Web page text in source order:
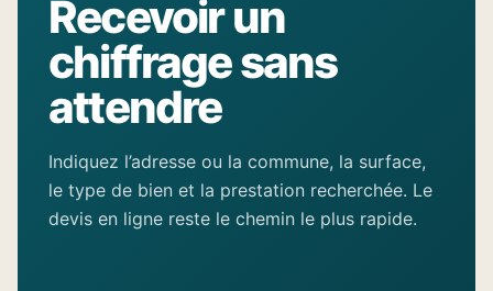
Recevoir un
chiffrage sans
attendre
Indiquez l’adresse ou la commune, la surface,
le type de bien et la prestation recherchée. Le
devis en ligne reste le chemin le plus rapide.